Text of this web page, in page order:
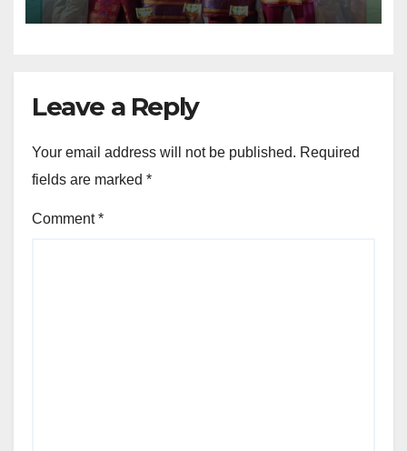
Provinsi Kepulauan Riau
Leave a Reply
Your email address will not be published. Required
fields are marked *
Comment*